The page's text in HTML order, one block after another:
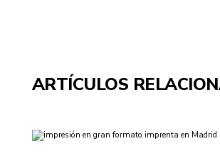
ARTÍCULOS